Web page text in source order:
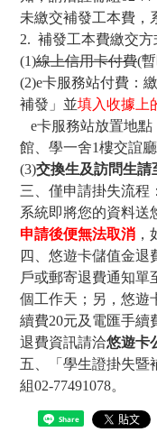
未繳交補發工本費，
2. 補發工本費繳交方
(1)線上信用卡付費(
(2)e卡服務站付費：
補發」並填入收據上
e卡服務站放置地
館、學一舍1樓交誼
(3)交換生及訪問生請
三、 僅申請掛失流程
系統即將您的資料送
申請後便無法取消
四、 悠遊卡儲值金退
戶或郵寄退費通知單
個工作天；另，悠遊
續費20元及電匯手續
退費資訊請洽悠遊卡
五、
「學生證掛失
組02-77491078。
Share